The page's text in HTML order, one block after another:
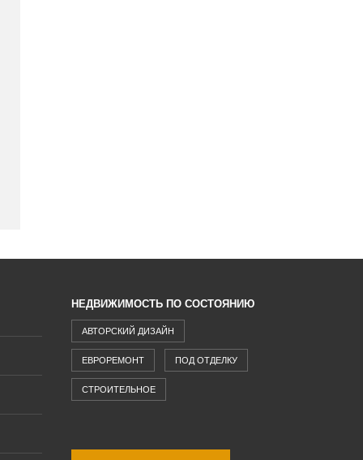
НЕДВИЖИМОСТЬ ПО СОСТОЯНИЮ
АВТОРСКИЙ ДИЗАЙН
ЕВРОРЕМОНТ ПОД ОТДЕЛКУ
СТРОИТЕЛЬНОЕ